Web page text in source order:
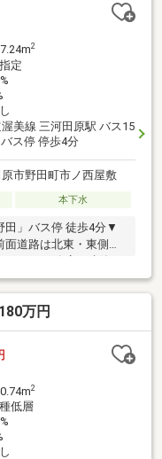
2
定
美線 三河田原駅 バス15
ス停 停歩4分
市野田町市ノ西屋敷
本下水
田」バス停 徒歩4分▼
道路は北東・東側共
カー・工務店で建築可
スムーズに建築へと移
」徒歩4分(約
市街化調整区域。
により建築物の(再)建
します ━━━━━・・・
ください。
万円
2
低層